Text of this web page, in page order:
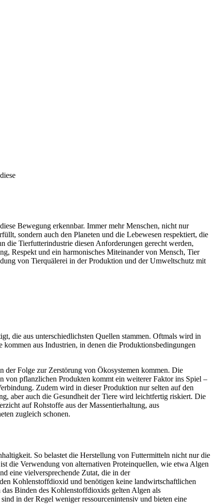
Bewegung erkennbar. Immer mehr Menschen, nicht nur
sondern auch den Planeten und die Lebewesen respektiert, die
die Tierfutterindustrie diesen Anforderungen gerecht werden,
Respekt und ein harmonisches Miteinander von Mensch, Tier
von Tierquälerei in der Produktion und der Umweltschutz mit
die aus unterschiedlichsten Quellen stammen. Oftmals wird in
aus Industrien, in denen die Produktionsbedingungen
Folge zur Zerstörung von Ökosystemen kommen. Die
von pflanzlichen Produkten kommt ein weiterer Faktor ins Spiel –
Zudem wird in dieser Produktion nur selten auf den
aber auch die Gesundheit der Tiere wird leichtfertig riskiert. Die
auf Rohstoffe aus der Massentierhaltung, aus
zugleich schonen.
So belastet die Herstellung von Futtermitteln nicht nur die
die Verwendung von alternativen Proteinquellen, wie etwa Algen
eine vielversprechende Zutat, die in der
Kohlenstoffdioxid und benötigen keine landwirtschaftlichen
Binden des Kohlenstoffdioxids gelten Algen als
in der Regel weniger ressourcenintensiv und bieten eine